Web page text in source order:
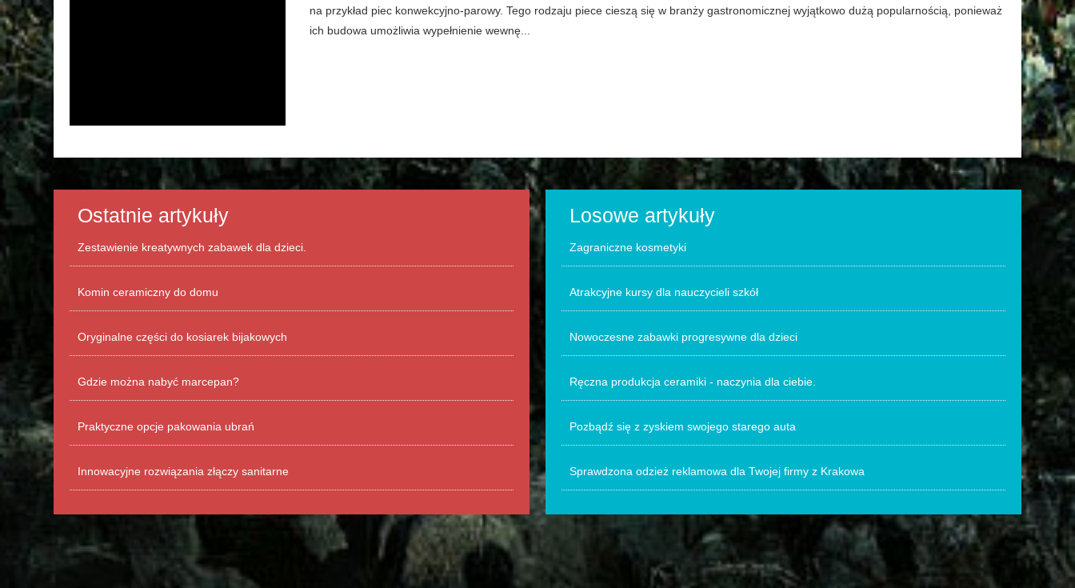
na przykład piec konwekcyjno-parowy. Tego rodzaju piece cieszą się w branży gastronomicznej wyjątkowo dużą popularnością, ponieważ
ich budowa umożliwia wypełnienie wewnę...
Ostatnie artykuły
Zestawienie kreatywnych zabawek dla dzieci.
Komin ceramiczny do domu
Oryginalne części do kosiarek bijakowych
Gdzie można nabyć marcepan?
Praktyczne opcje pakowania ubrań
Innowacyjne rozwiązania złączy sanitarne
Losowe artykuły
Zagraniczne kosmetyki
Atrakcyjne kursy dla nauczycieli szkół
Nowoczesne zabawki progresywne dla dzieci
Ręczna produkcja ceramiki - naczynia dla ciebie.
Pozbądź się z zyskiem swojego starego auta
Sprawdzona odzież reklamowa dla Twojej firmy z Krakowa